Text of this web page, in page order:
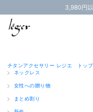
3,980円
チタンアクセサリー レジエ トップ
ネックレス
女性への贈り物
まとめ割り